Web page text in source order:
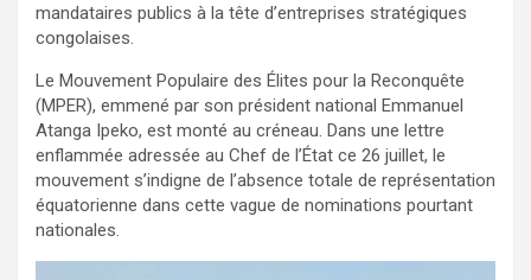
mandataires publics à la tête d’entreprises stratégiques
congolaises.
Le Mouvement Populaire des Élites pour la Reconquête
(MPER), emmené par son président national Emmanuel
Atanga Ipeko, est monté au créneau. Dans une lettre
enflammée adressée au Chef de l’État ce 26 juillet, le
mouvement s’indigne de l’absence totale de représentation
équatorienne dans cette vague de nominations pourtant
nationales.